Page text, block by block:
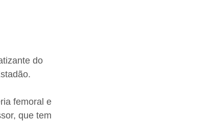
do
femoral e
que tem